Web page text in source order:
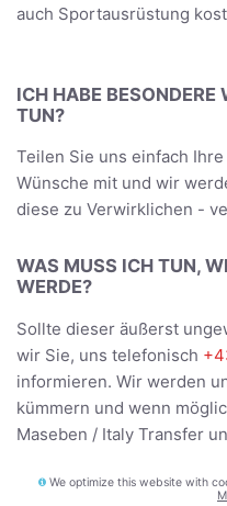
auch Sportausrüstung
ICH HABE
TUN?
Teilen Sie uns einfach
Wünsche mit und wir
diese zu Verwirklichen -
WAS MUSS ICH TUN,
WERDE?
Sollte dieser äußerst
wir Sie, uns telefonisch
informieren. Wir werden
kümmern und wenn
Maseben / Italy Transfer
BEFÖRDERT DER
We optimize this website with